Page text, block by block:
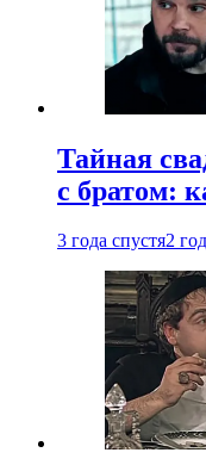
Тайная
с братом:
3 года спустя2